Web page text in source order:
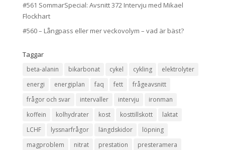
#561 SommarSpecial: Avsnitt 372 Intervju med Mikael
Flockhart
#560 – Långpass eller mer veckovolym – vad är bäst?
Taggar
beta-alanin bikarbonat cykel cykling
elektrolyter
energi
energiplan faq fett
frågeavsnitt
frågor och svar
intervaller intervju
ironman
koffein
kolhydrater kost kosttillskott
laktat
LCHF
lyssnarfrågor längdskidor
löpning
magproblem
nitrat prestation
presteramera